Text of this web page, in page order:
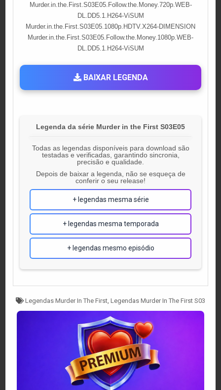
Murder.in.the.First.S03E05.Follow.the.Money.720p.WEB-
DL.DD5.1.H264-ViSUM
Murder.in.the.First.S03E05.1080p.HDTV.X264-DIMENSION
Murder.in.the.First.S03E05.Follow.the.Money.1080p.WEB-
DL.DD5.1.H264-ViSUM
BAIXAR LEGENDA
Legenda da série Murder in the First S03E05
Todas as legendas disponíveis para download são
testadas e verificadas, garantindo sincronia,
precisão e qualidade.
Depois de baixar a legenda, não se esqueça de
conferir o seu release!
+ legendas mesma série
+ legendas mesma temporada
+ legendas mesmo episódio
Tagged
Legendas Murder In The First Legendas Murder In The First S03